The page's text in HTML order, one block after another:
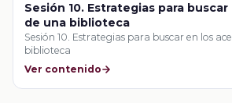
Sesión 10. Estrategias para
de una biblioteca
Sesión 10. Estrategias para buscar en los
biblioteca
Ver contenido